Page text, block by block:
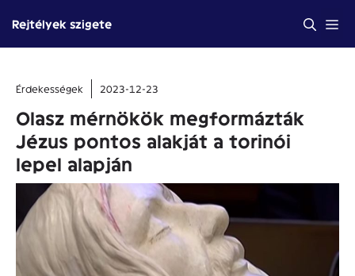
tartalomba
Rejtélyek szigete
Érdekességek 2023-12-23
Olasz mérnökök megformázták
Jézus pontos alakját a torinói
lepel alapján